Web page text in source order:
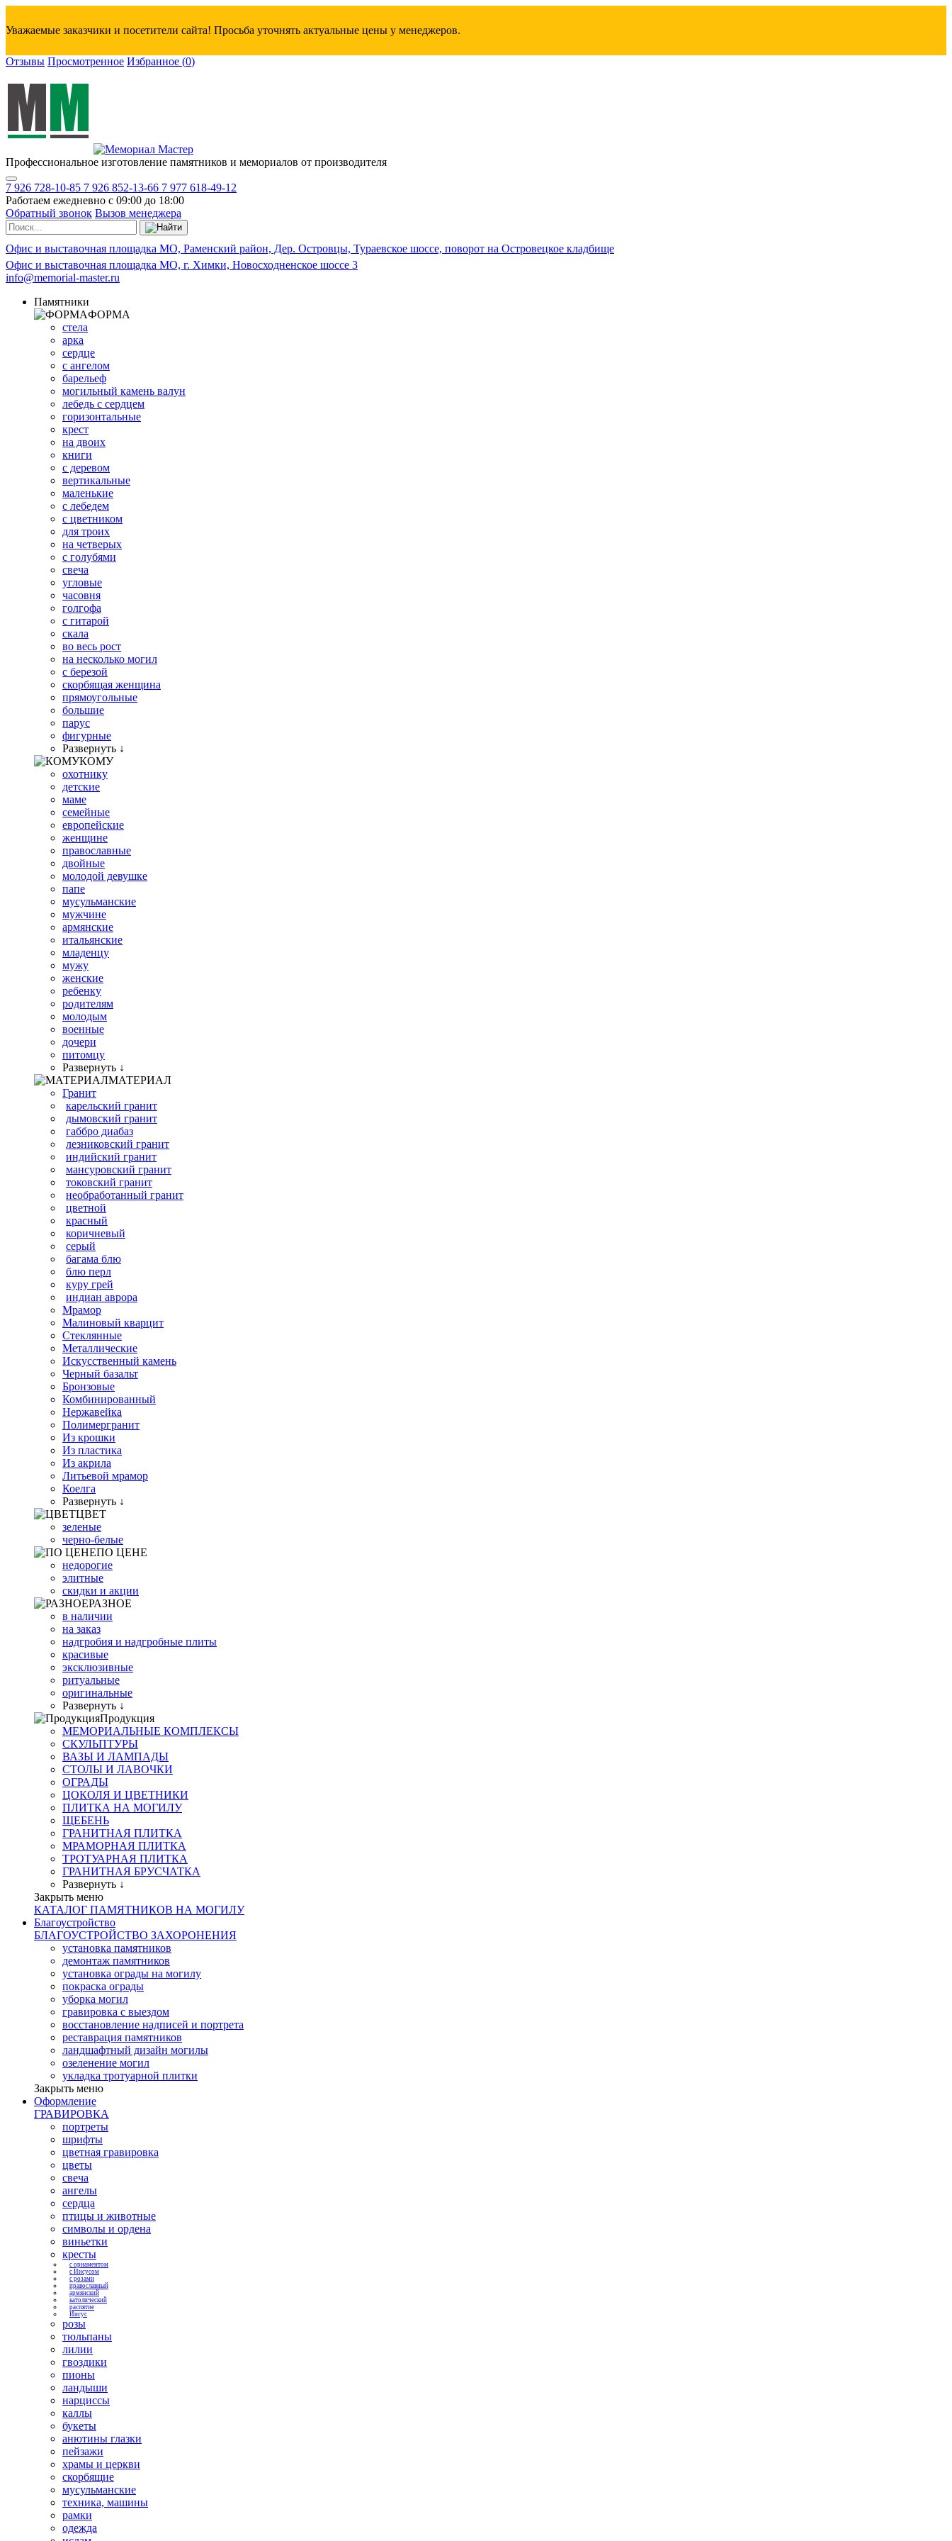
Уважаемые заказчики и посетители сайта! Просьба уточнять актуальные цены у менеджеров.
Отзывы Просмотренное Избранное (0)
Профессиональное изготовление памятников и мемориалов от производителя
7 926 728-10-85 7 926 852-13-66 7 977 618-49-12
Работаем ежедневно с 09:00 до 18:00
Обратный звонок Вызов менеджера
Офис и выставочная площадка МО, Раменский район, Дер. Островцы, Тураевское шоссе, поворот на Островецкое кладбище
Офис и выставочная площадка МО, г. Химки, Новосходненское шоссе 3
info@memorial-master.ru
Памятники
ФОРМА
стела
арка
сердце
с ангелом
барельеф
могильный камень валун
лебедь с сердцем
горизонтальные
крест
на двоих
книги
с деревом
вертикальные
маленькие
с лебедем
с цветником
для троих
на четверых
с голубями
свеча
угловые
часовня
голгофа
с гитарой
скала
во весь рост
на несколько могил
с березой
скорбящая женщина
прямоугольные
большие
парус
фигурные
Развернуть ↓
КОМУ
охотнику
детские
маме
семейные
европейские
женщине
православные
двойные
молодой девушке
папе
мусульманские
мужчине
армянские
итальянские
младенцу
мужу
женские
ребенку
родителям
молодым
военные
дочери
питомцу
Развернуть ↓
МАТЕРИАЛ
Гранит
карельский гранит
дымовский гранит
габбро диабаз
лезниковский гранит
индийский гранит
мансуровский гранит
токовский гранит
необработанный гранит
цветной
красный
коричневый
серый
багама блю
блю перл
куру грей
индиан аврора
Мрамор
Малиновый кварцит
Стеклянные
Металлические
Искусственный камень
Черный базальт
Бронзовые
Комбинированный
Нержавейка
Полимергранит
Из крошки
Из пластика
Из акрила
Литьевой мрамор
Коелга
Развернуть ↓
ЦВЕТ
зеленые
черно-белые
ПО ЦЕНЕ
недорогие
элитные
скидки и акции
РАЗНОЕ
в наличии
на заказ
надгробия и надгробные плиты
красивые
эксклюзивные
ритуальные
оригинальные
Развернуть ↓
Продукция
МЕМОРИАЛЬНЫЕ КОМПЛЕКСЫ
СКУЛЬПТУРЫ
ВАЗЫ И ЛАМПАДЫ
СТОЛЫ И ЛАВОЧКИ
ОГРАДЫ
ЦОКОЛЯ И ЦВЕТНИКИ
ПЛИТКА НА МОГИЛУ
ЩЕБЕНЬ
ГРАНИТНАЯ ПЛИТКА
МРАМОРНАЯ ПЛИТКА
ТРОТУАРНАЯ ПЛИТКА
ГРАНИТНАЯ БРУСЧАТКА
Развернуть ↓
Закрыть меню
КАТАЛОГ ПАМЯТНИКОВ НА МОГИЛУ
Благоустройство
БЛАГОУСТРОЙСТВО ЗАХОРОНЕНИЯ
установка памятников
демонтаж памятников
установка ограды на могилу
покраска ограды
уборка могил
гравировка с выездом
восстановление надписей и портрета
реставрация памятников
ландшафтный дизайн могилы
озеленение могил
укладка тротуарной плитки
Закрыть меню
Оформление
ГРАВИРОВКА
портреты
шрифты
цветная гравировка
цветы
свеча
ангелы
сердца
птицы и животные
символы и ордена
виньетки
кресты
с орнаментом
с Иисусом
с розами
православный
армянский
католический
распятие
Иисус
розы
тюльпаны
лилии
гвоздики
пионы
ландыши
нарциссы
каллы
букеты
анютины глазки
пейзажи
храмы и церкви
скорбящие
мусульманские
техника, машины
рамки
одежда